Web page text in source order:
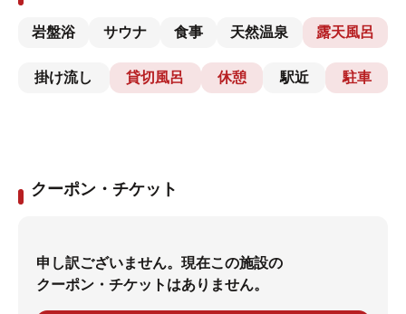
岩盤浴 サウナ 食事 天然温泉 露天風呂
掛け流し 貸切風呂 休憩 駅近 駐車
クーポン・チケット
申し訳ございません。現在この施設の
クーポン・チケットはありません。